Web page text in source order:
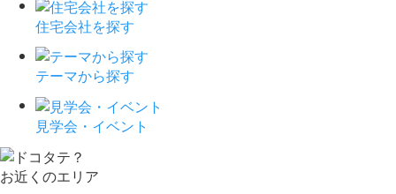
住宅会社を探す
テーマから探す
見学会・イベント
お近くのエリア